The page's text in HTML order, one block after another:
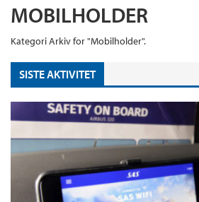
MOBILHOLDER
Kategori Arkiv for "Mobilholder".
SISTE AKTIVITET